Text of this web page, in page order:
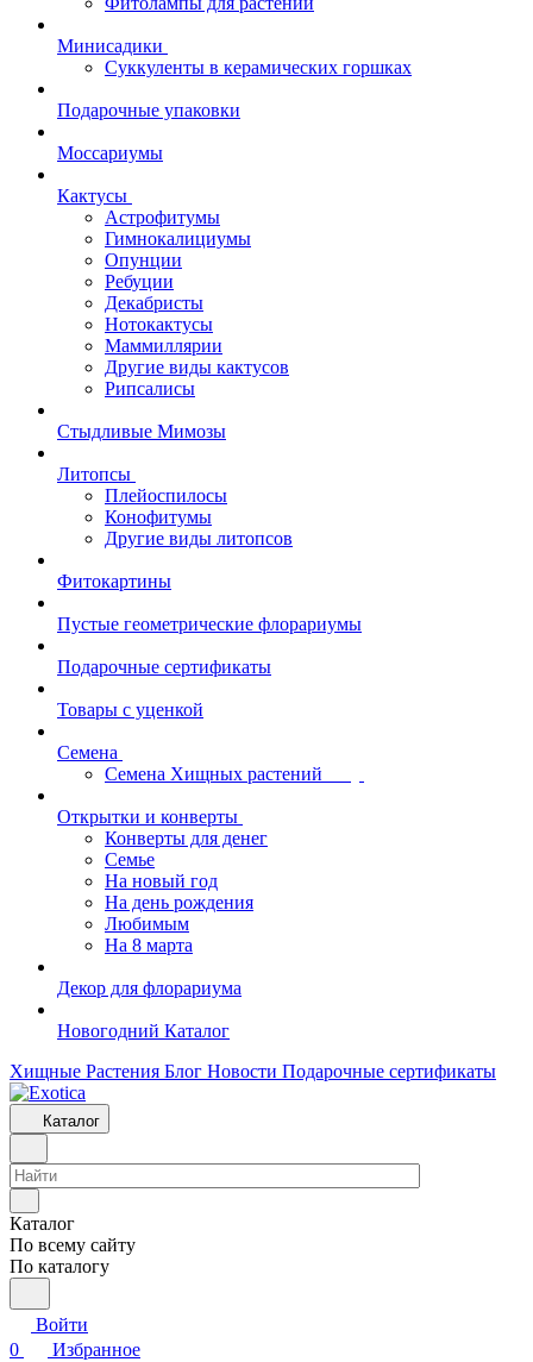
Минисадики
Суккуленты в керамических горшках
Подарочные упаковки
Моссариумы
Кактусы
Астрофитумы
Гимнокалициумы
Опунции
Ребуции
Декабристы
Нотокактусы
Маммиллярии
Другие виды кактусов
Рипсалисы
Стыдливые Мимозы
Литопсы
Плейоспилосы
Конофитумы
Другие виды литопсов
Фитокартины
Пустые геометрические флорариумы
Подарочные сертификаты
Товары с уценкой
Семена
Семена Хищных растений
Открытки и конверты
Конверты для денег
Семье
На новый год
На день рождения
Любимым
На 8 марта
Декор для флорариума
Новогодний Каталог
Хищные Растения Блог Новости Подарочные сертификаты
Каталог
Каталог
По всему сайту
По каталогу
Войти
0
Избранное